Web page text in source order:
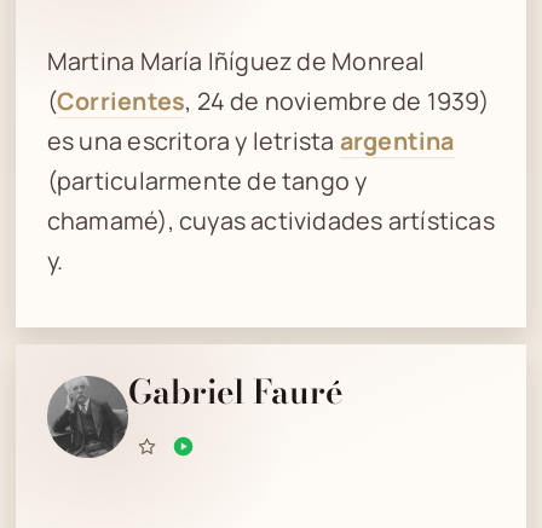
Martina María Iñíguez de Monreal
(Corrientes, 24 de noviembre de 1939)
es una escritora y letrista argentina
(particularmente de tango y
chamamé), cuyas actividades artísticas
y.
Gabriel Fauré